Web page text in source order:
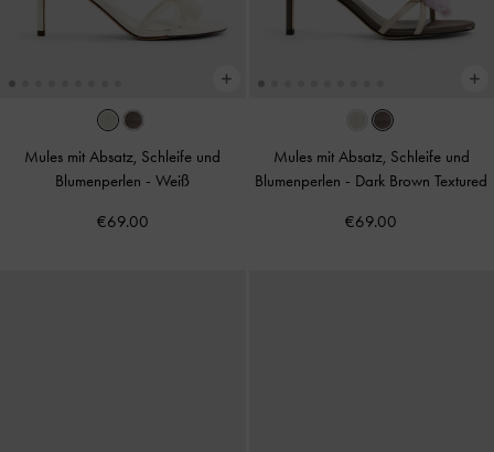
Mules mit Absatz, Schleife und
Blumenperlen -Weiß
€69.00
Mules mit Absatz, Schleife und
Blumenperlen - Dark Brown Textured
€69.00